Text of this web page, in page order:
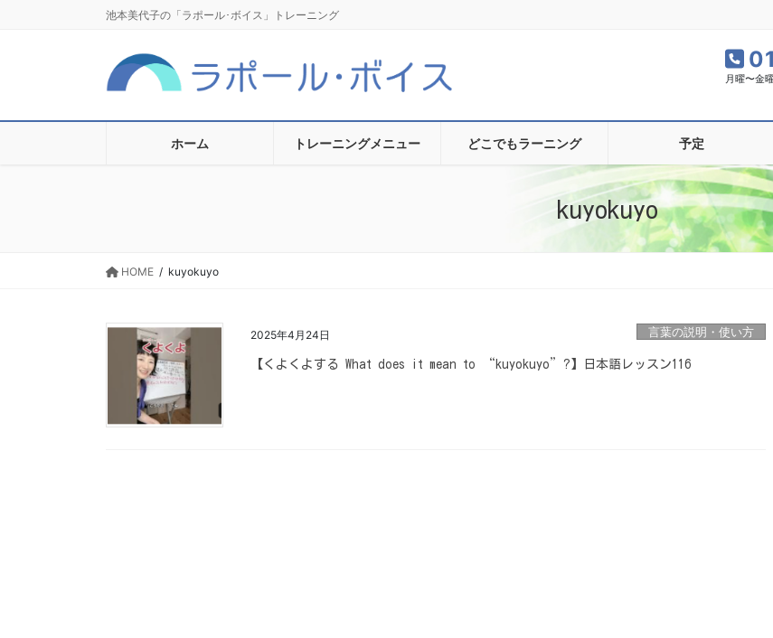
に
ョ
池本美代子の「ラポール･ボイス」トレーニング
月曜〜金
ホーム トレーニングメニュー どこでもラーニング 予定
kuyokuyo
HOME kuyokuyo
2025年4月24日 言葉の説明・使い方
【くよくよする What does it mean to “kuyokuyo”?】日本語レッスン116